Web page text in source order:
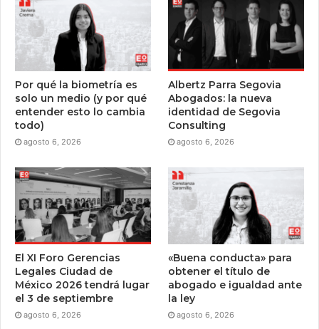
Por qué la biometría es
solo un medio (y por qué
entender esto lo cambia
todo)
agosto 6, 2026
Albertz Parra Segovia
Abogados: la nueva
identidad de Segovia
Consulting
agosto 6, 2026
El XI Foro Gerencias
Legales Ciudad de
México 2026 tendrá lugar
el 3 de septiembre
agosto 6, 2026
«Buena conducta» para
obtener el título de
abogado e igualdad ante
la ley
agosto 6, 2026